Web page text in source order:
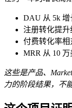
DAU 从 5k 增
注册转化提升
付费转化率相
MRR 从 10 万
这些是产品、
力的阶段结果，不